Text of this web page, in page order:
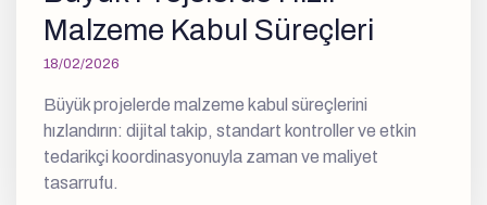
Malzeme Kabul Süreçleri
18/02/2026
Büyük projelerde malzeme kabul süreçlerini
hızlandırın: dijital takip, standart kontroller ve etkin
tedarikçi koordinasyonuyla zaman ve maliyet
tasarrufu.